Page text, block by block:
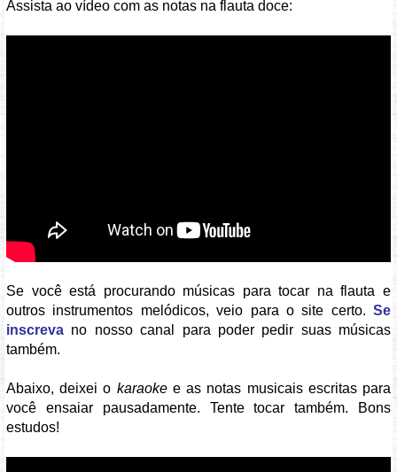
Assista ao vídeo com as notas na flauta doce:
Se você está procurando músicas para tocar na flauta e
outros instrumentos melódicos, veio para o site certo. Se
inscreva no nosso canal para poder pedir suas músicas
também.
Abaixo, deixei o karaokee as notas musicais escritas para
você ensaiar pausadamente. Tente tocar também. Bons
estudos!